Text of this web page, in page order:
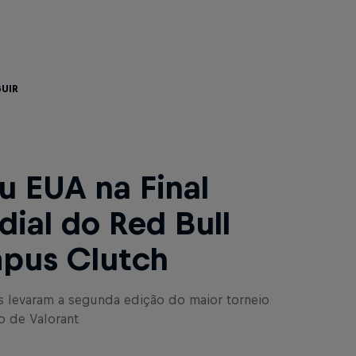
EUA na Final
do Red Bull
Clutch
levaram a segunda edição do maior torneio
de Valorant